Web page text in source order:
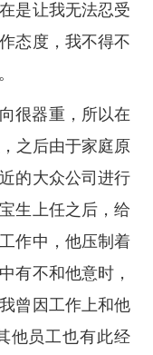
是让我无法忍受
态度，我不得不
很器重，所以在
之后由于家庭原
的大众公司进行
生上任之后，给
作中，他压制着
有不和他意时，
曾因工作上和他
他员工也有此经